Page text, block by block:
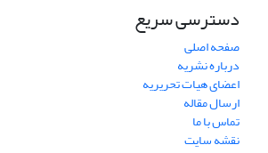
دسترسی سریع
صفحه اصلی
درباره نشریه
اعضای هیات تحریریه
ارسال مقاله
تماس با ما
نقشه سایت